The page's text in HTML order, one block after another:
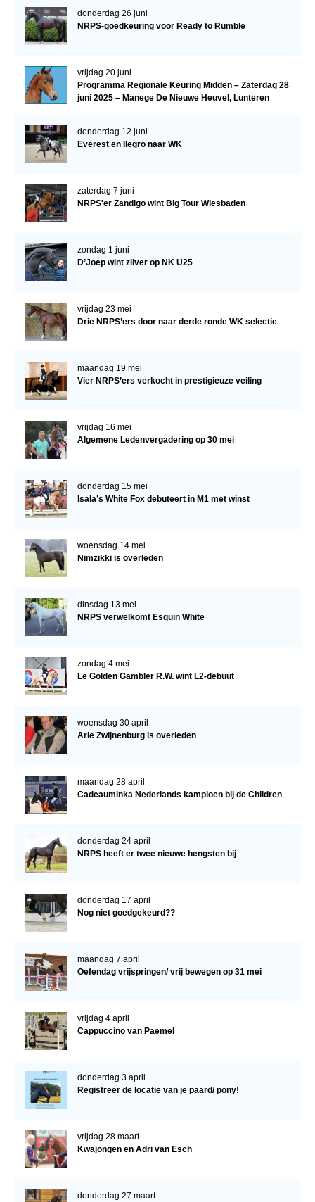
donderdag 26 juni
NRPS-goedkeuring voor Ready to Rumble
vrijdag 20 juni
Programma Regionale Keuring Midden – Zaterdag 28
juni 2025 – Manege De Nieuwe Heuvel, Lunteren
donderdag 12 juni
Everest en Ilegro naar WK
zaterdag 7 juni
NRPS'er Zandigo wint Big Tour Wiesbaden
zondag 1 juni
D’Joep wint zilver op NK U25
vrijdag 23 mei
Drie NRPS’ers door naar derde ronde WK selectie
maandag 19 mei
Vier NRPS’ers verkocht in prestigieuze veiling
vrijdag 16 mei
Algemene Ledenvergadering op 30 mei
donderdag 15 mei
Isala’s White Fox debuteert in M1 met winst
woensdag 14 mei
Nimzikki is overleden
dinsdag 13 mei
NRPS verwelkomt Esquin White
zondag 4 mei
Le Golden Gambler R.W. wint L2-debuut
woensdag 30 april
Arie Zwijnenburg is overleden
maandag 28 april
Cadeauminka Nederlands kampioen bij de Children
donderdag 24 april
NRPS heeft er twee nieuwe hengsten bij
donderdag 17 april
Nog niet goedgekeurd??
maandag 7 april
Oefendag vrijspringen/ vrij bewegen op 31 mei
vrijdag 4 april
Cappuccino van Paemel
donderdag 3 april
Registreer de locatie van je paard/ pony!
vrijdag 28 maart
Kwajongen en Adri van Esch
donderdag 27 maart